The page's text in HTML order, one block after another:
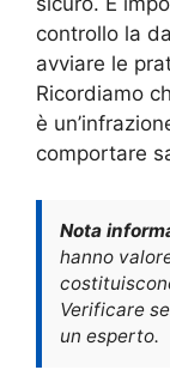
controllo la
avviare le
Ricordiamo
è
comportare
Nota
hanno
Verificare
un esperto.